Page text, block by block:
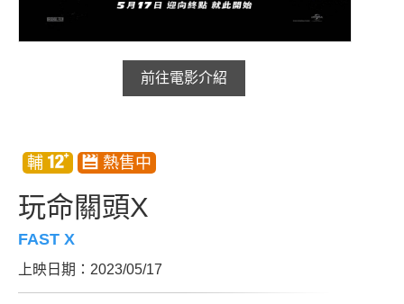
前往電影介紹
玩命關頭X
FAST X
上映日期：2023/05/17
商家介紹
會員Q&A